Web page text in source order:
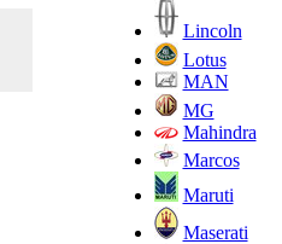
Lincoln
Lotus
MAN
MG
Mahindra
Marcos
Maruti
Maserati